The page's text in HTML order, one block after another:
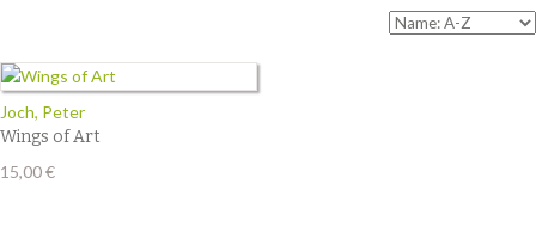
Joch, Peter
Wings of Art
15,00€